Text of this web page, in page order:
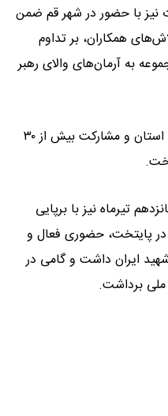
نیز با حضور در شهر قم ضمن
همکاران، بر تداوم
به آرمان‌های والای رهبر
این موکب با حضور میدانی مدیران استان و مشارکت بیش از ۳۰
تیرماه نیز با برپایی
پایتخت، حضوری فعال و
ایران داشت و گامی در
برداشت.